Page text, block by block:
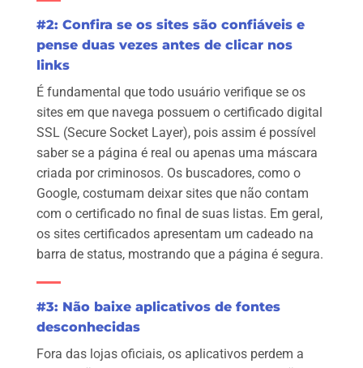
#2: Confira se os sites são confiáveis e
pense duas vezes antes de clicar nos
links
É fundamental que todo usuário verifique se os
sites em que navega possuem o certificado digital
SSL (Secure Socket Layer), pois assim é possível
saber se a página é real ou apenas uma máscara
criada por criminosos. Os buscadores, como o
Google, costumam deixar sites que não contam
com o certificado no final de suas listas. Em geral,
os sites certificados apresentam um cadeado na
barra de status, mostrando que a página é segura.
#3: Não baixe aplicativos de fontes
desconhecidas
Fora das lojas oficiais, os aplicativos perdem a